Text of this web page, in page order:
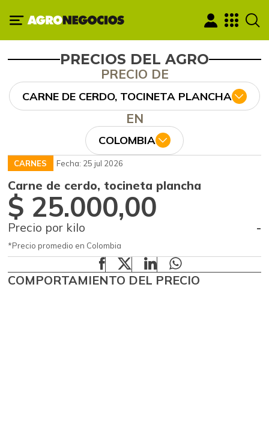
PRECIOS DEL AGRO
PRECIO DE
CARNE DE CERDO, TOCINETA PLANCHA
EN
COLOMBIA
CARNES Fecha: 25 jul 2026
Carne de cerdo, tocineta plancha
$ 25.000,00
Precio por kilo -
*Precio promedio en Colombia
COMPORTAMIENTO DEL PRECIO